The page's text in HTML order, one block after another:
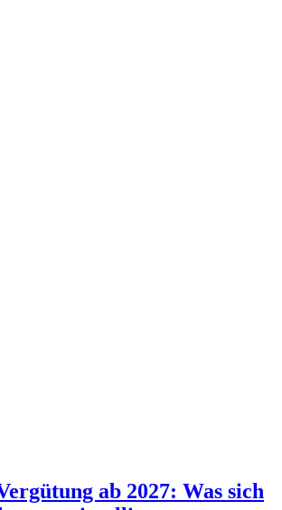
ab 2027: Was sich